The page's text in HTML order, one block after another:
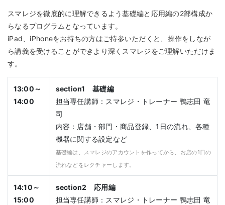
スマレジを徹底的に理解できるよう基礎編と応用編の2部構成か
らなるプログラムとなっています。
iPad、iPhoneをお持ちの方はご持参いただくと、操作をしなが
ら講義を受けることができより深くスマレジをご理解いただけま
す。
13:00～
14:00
section1 基礎編
担当専任講師：スマレジ・トレーナー 鴨志田 竜
司
内容：店舗・部門・商品登録、1日の流れ、各種
機器に関する設定など
基礎編は、スマレジのアカウントを作ってから、お店の1日の
流れなどをレクチャーします。
14:10～
15:00
section2 応用編
担当専任講師：スマレジ・トレーナー 鴨志田 竜